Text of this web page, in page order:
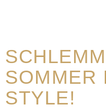
SOMMER
STYLE!